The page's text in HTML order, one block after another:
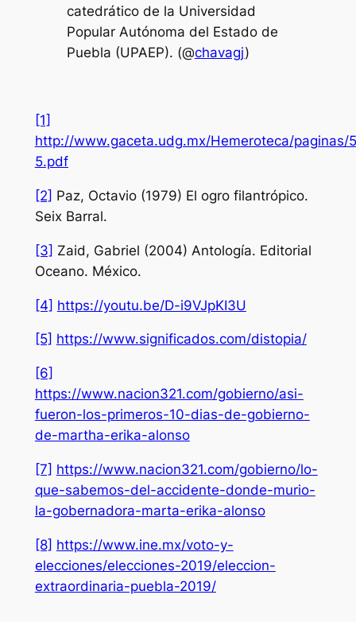
catedrático de la Universidad
Popular Autónoma del Estado de
Puebla (UPAEP). (@chavagj)
[1]
http://www.gaceta.udg.mx/Hemeroteca/paginas/
5.pdf
[2] Paz, Octavio (1979) El ogro filantrópico.
Seix Barral.
[3] Zaid, Gabriel (2004) Antología. Editorial
Oceano. México.
[4] https://youtu.be/D-i9VJpKI3U
[5] https://www.significados.com/distopia/
[6]
https://www.nacion321.com/gobierno/asi-
fueron-los-primeros-10-dias-de-gobierno-
de-martha-erika-alonso
[7] https://www.nacion321.com/gobierno/lo-
que-sabemos-del-accidente-donde-murio-
la-gobernadora-marta-erika-alonso
[8] https://www.ine.mx/voto-y-
elecciones/elecciones-2019/eleccion-
extraordinaria-puebla-2019/